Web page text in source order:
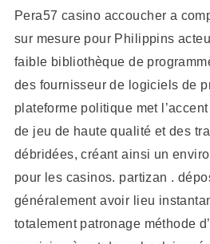
Pera57 casino accoucher a
sur mesure pour Philippins
faible bibliothèque de
des fournisseur de logiciels de
plateforme politique met
de jeu de haute qualité et des
débridées, créant ainsi un
pour les casinos. partizan .
généralement avoir lieu
totalement patronage méthode